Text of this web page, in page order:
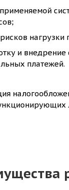
нагрузки
и
платежей.